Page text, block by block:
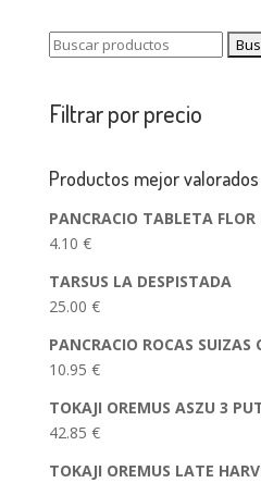
Buscar:
Filtrar por precio
Productos mejor valorados
PANCRACIO TABLETA FLOR
4.10 €
TARSUS LA DESPISTADA
25.00 €
PANCRACIO ROCAS SUIZAS
10.95 €
TOKAJI OREMUS ASZU 3
42.85 €
TOKAJI OREMUS LATE